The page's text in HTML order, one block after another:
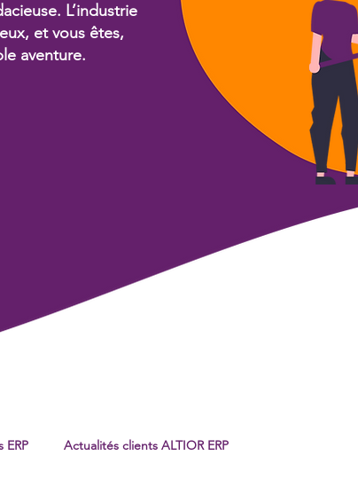
L’industrie
et vous êtes,
aventure.
ERP Actualités clients ALTIOR ERP